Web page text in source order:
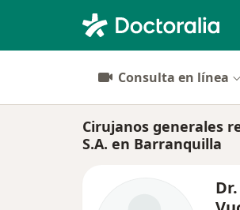
Consulta en línea
Cirujanos generales
S.A. en Barranquilla